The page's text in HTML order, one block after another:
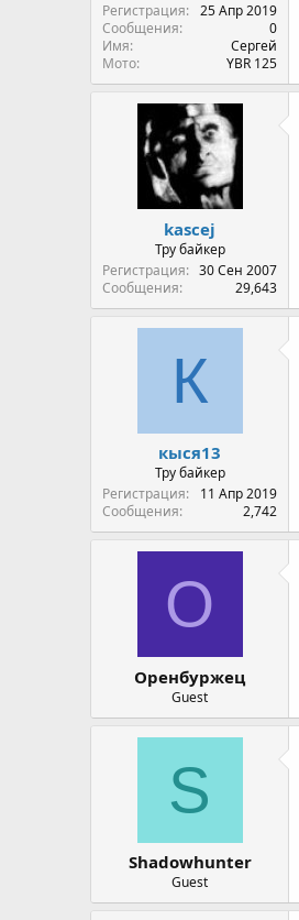
Регистрация
25 Апр 2019
Сообщения
0
Имя
Сергей
Мото
YBR 125
kascej
Тру байкер
Регистрация
30 Сен 2007
Сообщения
29,643
К
кыся13
Тру байкер
Регистрация
11 Апр 2019
Сообщения
2,742
О
Оренбуржец
Guest
S
Shadowhunter
Guest